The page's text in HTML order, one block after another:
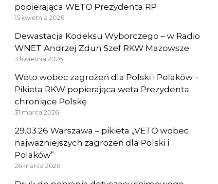
popierająca WETO Prezydenta RP
15 kwietnia 2026
Dewastacja Kodeksu Wyborczego – w Radio
WNET Andrzej Zdun Szef RKW Mazowsze
3 kwietnia 2026
Weto wobec zagrożeń dla Polski i Polaków –
Pikieta RKW popierająca weta Prezydenta
chroniące Polskę
31 marca 2026
29.03.26 Warszawa – pikieta „VETO wobec
najważniejszych zagrożeń dla Polski i
Polaków”
26 marca 2026